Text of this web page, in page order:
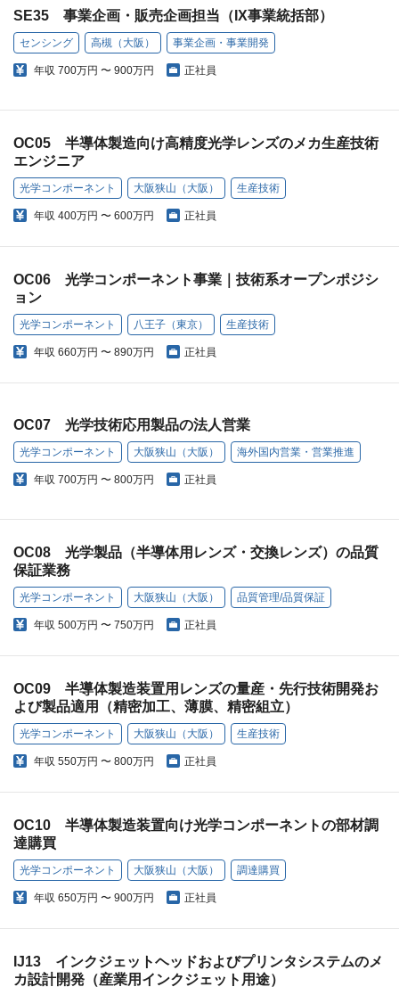
SE35 事業企画・販売企画担当（IX事業統括部）
センシング 高槻（大阪） 事業企画・事業開発
年収 700万円 〜 900万円 正社員
OC05 半導体製造向け高精度光学レンズのメカ生産技術
エンジニア
光学コンポーネント 大阪狭山（大阪） 生産技術
年収 400万円 〜 600万円 正社員
OC06 光学コンポーネント事業｜技術系オープンポジシ
ョン
光学コンポーネント 八王子（東京） 生産技術
年収 660万円 〜 890万円 正社員
OC07 光学技術応用製品の法人営業
光学コンポーネント 大阪狭山（大阪） 海外国内営業・営業推進
年収 700万円 〜 800万円 正社員
OC08 光学製品（半導体用レンズ・交換レンズ）の品質
保証業務
光学コンポーネント 大阪狭山（大阪） 品質管理/品質保証
年収 500万円 〜 750万円 正社員
OC09 半導体製造装置用レンズの量産・先行技術開発お
よび製品適用（精密加工、薄膜、精密組立）
光学コンポーネント 大阪狭山（大阪） 生産技術
年収 550万円 〜 800万円 正社員
OC10 半導体製造装置向け光学コンポーネントの部材調
達購買
光学コンポーネント 大阪狭山（大阪） 調達購買
年収 650万円 〜 900万円 正社員
IJ13 インクジェットヘッドおよびプリンタシステムのメ
カ設計開発（産業用インクジェット用途）